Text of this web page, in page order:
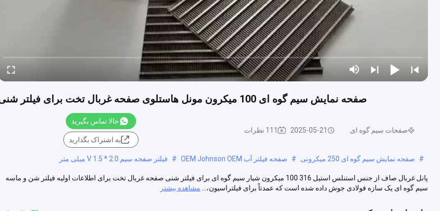
صفحه نمایش سیم گوه ای 100 میکرون مونل هاستلوی صفحه غربال تخت برای فیلتر شنی
صفحات سیم گوه ای 2025-05-21 111 نظرات
حالا تماس بگیرید
به اشتراک بگذارید
# صفحه نمایش سیم گوه ای 250 میکرونی # صفحه فیلتر آب OEM Johnson OEM # فیلتر صفحه سیم V 1.5 * 2.0 میلی متر
پانل غربال صاف از جنس استنلس استیل 316 100 میکرون شیار سیم گوه ای برای فیلتر شنی صفحه غربال تخت برای اطلاعات اولیه فیلتر شن و ماسه
سیم گوه ای یک سازه فولادی جوش داده شده است که عمدتاً برای فیلتراسیون،...
مشاهده بیشتر